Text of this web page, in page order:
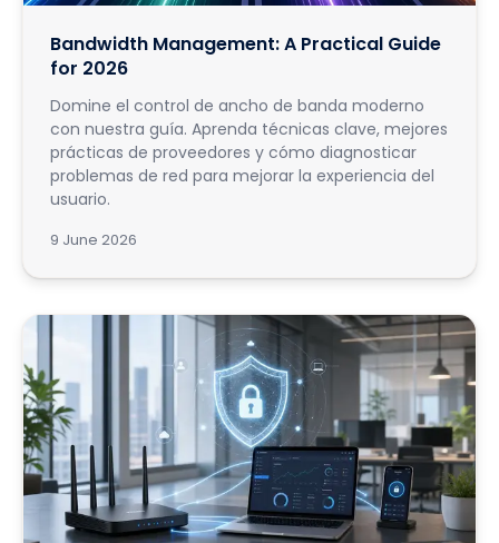
Bandwidth Management: A Practical Guide
for 2026
Domine el control de ancho de banda moderno
con nuestra guía. Aprenda técnicas clave, mejores
prácticas de proveedores y cómo diagnosticar
problemas de red para mejorar la experiencia del
usuario.
9 June 2026